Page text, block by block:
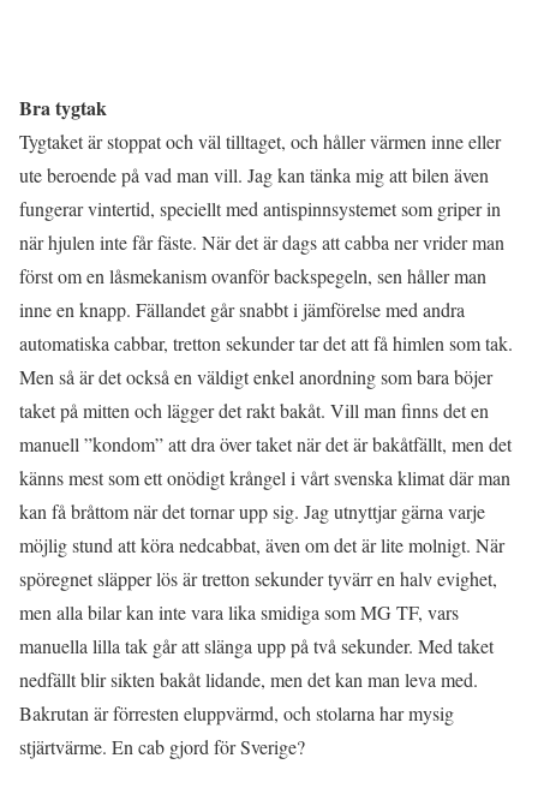
Bra tygtak
Tygtaket är stoppat och väl tilltaget, och håller värmen inne eller
ute beroende på vad man vill. Jag kan tänka mig att bilen även
fungerar vintertid, speciellt med antispinnsystemet som griper in
när hjulen inte får fäste. När det är dags att cabba ner vrider man
först om en låsmekanism ovanför backspegeln, sen håller man
inne en knapp. Fällandet går snabbt i jämförelse med andra
automatiska cabbar, tretton sekunder tar det att få himlen som tak.
Men så är det också en väldigt enkel anordning som bara böjer
taket på mitten och lägger det rakt bakåt. Vill man finns det en
manuell ”kondom” att dra över taket när det är bakåtfällt, men det
känns mest som ett onödigt krångel i vårt svenska klimat där man
kan få bråttom när det tornar upp sig. Jag utnyttjar gärna varje
möjlig stund att köra nedcabbat, även om det är lite molnigt. När
spöregnet släpper lös är tretton sekunder tyvärr en halv evighet,
men alla bilar kan inte vara lika smidiga som MG TF, vars
manuella lilla tak går att slänga upp på två sekunder. Med taket
nedfällt blir sikten bakåt lidande, men det kan man leva med.
Bakrutan är förresten eluppvärmd, och stolarna har mysig
stjärtvärme. En cab gjord för Sverige?